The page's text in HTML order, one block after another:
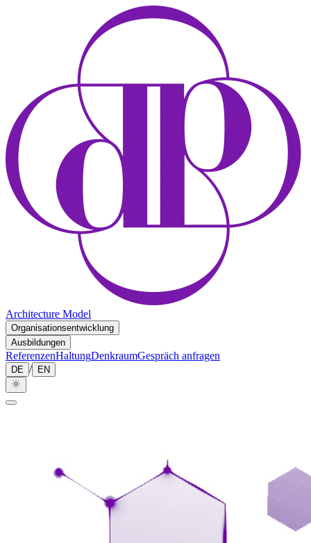
Architecture Model
Organisationsentwicklung
Ausbildungen
ReferenzenHaltungDenkraumGespräch anfragen
DE / EN